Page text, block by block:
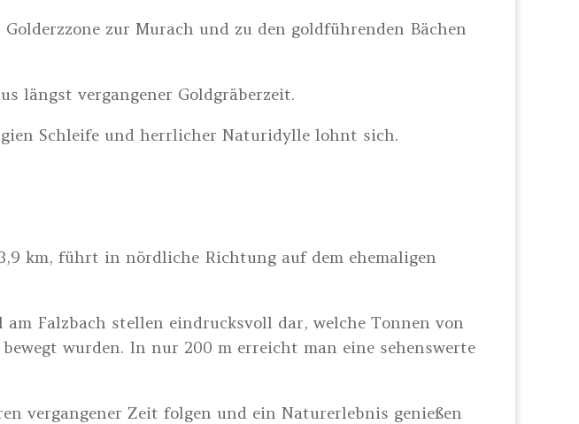
zur Murach und zu den goldführenden Bächen
längst vergangener Goldgräberzeit.
Schleife und herrlicher Naturidylle lohnt sich.
km, führt in nördliche Richtung auf dem ehemaligen
Falzbach stellen eindrucksvoll dar, welche Tonnen von
wurden. In nur 200 m erreicht man eine sehenswerte
vergangener Zeit folgen und ein Naturerlebnis genießen